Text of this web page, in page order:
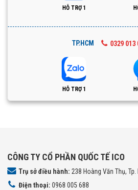
HỖ TRỢ 1
TP.HCM 0329 013
HỖ TRỢ 1
CÔNG TY CỔ PHẦN QUỐC TẾ ICO
Trụ sở điều hành: 238 Hoàng Văn Thụ, Tp.
Điện thoại: 0968 005 688